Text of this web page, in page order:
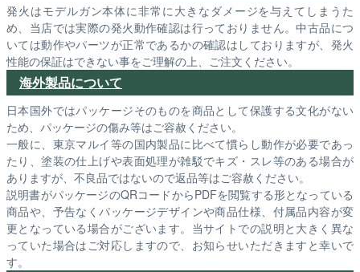
発火はモデルガン本体に非常に大きなダメージを与えてしまうた
め、当店では実際の発火動作確認は行っておりません。中古品につ
いては動作やパーツが正常であるかの確認はしておりますが、発火
性能の保証はできない事をご理解の上、ご注文ください。
海外製品について
日本国外ではパッケージそのものを商品として保護する文化がない
ため、パッケージの傷み等はご容赦ください。
一般に、東京マルイ等の国内製品に比べて慣らし動作が必要であっ
たり、塗装の仕上げや表面処理が雑駁でキズ・スレ等のある場合が
ありますが、不良品ではないので返品等はご容赦ください。
説明書がパッケージのQRコードからPDFを閲覧する形となっている
商品や、予告なくパッケージデザインや商品仕様、付属品内容が変
更となっている場合がございます。当サイトでの説明と大きく異な
っていた場合はご対応しますので、お知らせいただきますと幸いで
す。